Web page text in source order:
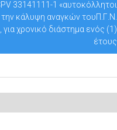
33141111-1 «αυτοκόλλητοι
την κάλυψη αναγκών τουΠ.Γ.Ν.
χρονικό διάστημα ενός (1)
έτους